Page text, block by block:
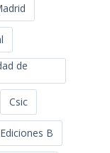
de
Csic
Ediciones B